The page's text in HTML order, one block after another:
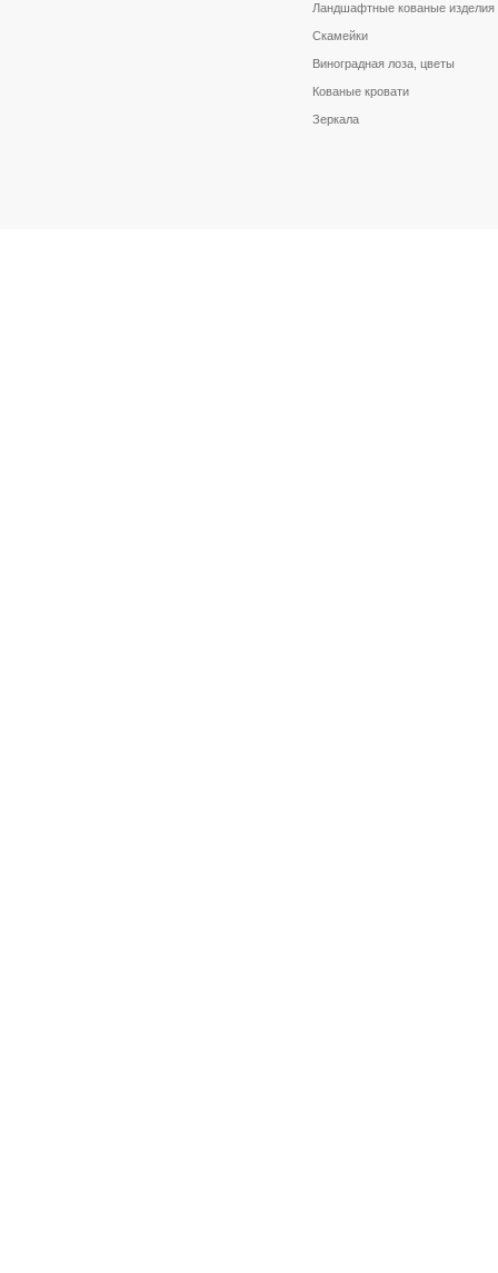
Ландшафтные кованые изделия
Скамейки
Виноградная лоза, цветы
Кованые кровати
Зеркала